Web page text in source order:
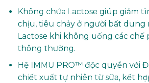
Không chứa Lactose giúp giảm
chịu, tiêu chảy ở người bất dung
Lactose khi không uống các chế
thông thường.
Hệ IMMU PRO™ độc quyền với
chiết xuất tự nhiên từ sữa, kết